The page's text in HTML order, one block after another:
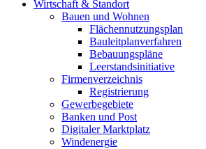
Wirtschaft & Standort
Bauen und Wohnen
Flächennutzungsplan
Bauleitplanverfahren
Bebauungspläne
Leerstandsinitiative
Firmenverzeichnis
Registrierung
Gewerbegebiete
Banken und Post
Digitaler Marktplatz
Windenergie